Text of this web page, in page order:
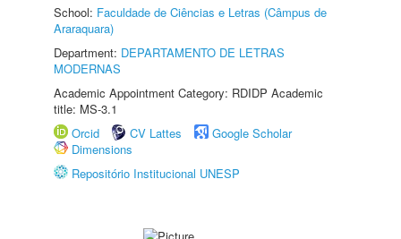
School: Faculdade de Ciências e Letras (Câmpus de
Araraquara)
Department: DEPARTAMENTO DE LETRAS
MODERNAS
Academic Appointment Category: RDIDP Academic
title: MS-3.1
Orcid
CV Lattes
Google Scholar
Dimensions
Repositório Institucional UNESP